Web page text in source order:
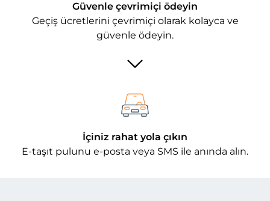
Güvenle çevrimiçi ödeyin
Geçiş ücretlerini çevrimiçi olarak kolayca ve
güvenle ödeyin.
İçiniz rahat yola çıkın
E-taşıt pulunu e-posta veya SMS ile anında alın.